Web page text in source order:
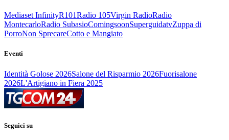
Mediaset InfinityR101Radio 105Virgin RadioRadio
MontecarloRadio SubasioComingsoonSuperguidatvZuppa di
PorroNon SprecareCotto e Mangiato
Eventi
Identità Golose 2026Salone del Risparmio 2026Fuorisalone
2026L'Artigiano in Fiera 2025
Seguici su